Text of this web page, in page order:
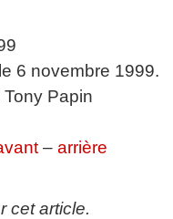
6 novembre 1999.
Papin
– arrière
cet article.